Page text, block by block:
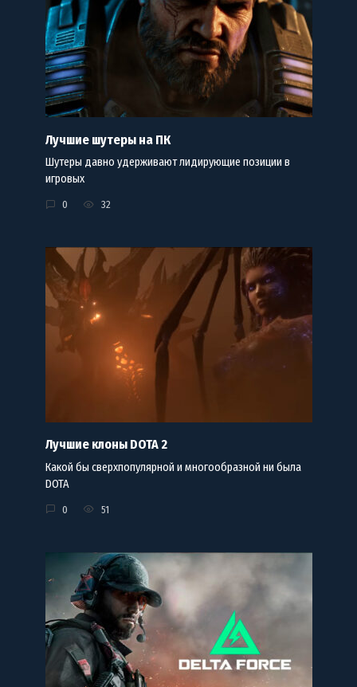
Лучшие шутеры на ПК
Шутеры давно удерживают лидирующие позиции в
игровых
0 32
Лучшие клоны DOTA 2
Какой бы сверхпопулярной и многообразной ни была
DOTA
0 51